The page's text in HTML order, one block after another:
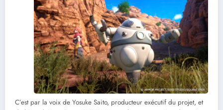
C’est par la voix de Yosuke Saito, producteur exécutif du projet, et